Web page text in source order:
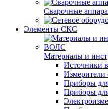
Сварочные
Элементы СКС
Материалы и
Источники
Измерители
Приборы
Приборы